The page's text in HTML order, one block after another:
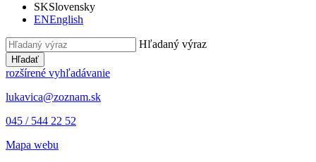
SKSlovensky
ENEnglish
Hľadaný výraz
Hľadať
rozšírené vyhľadávanie
lukavica@zoznam.sk
045 / 544 22 52
Mapa webu